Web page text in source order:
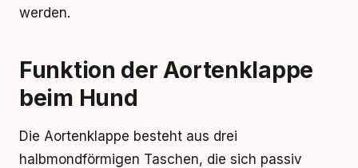
werden.
Funktion der Aortenklappe
beim Hund
Die Aortenklappe besteht aus drei
halbmondförmigen Taschen, die sich passiv